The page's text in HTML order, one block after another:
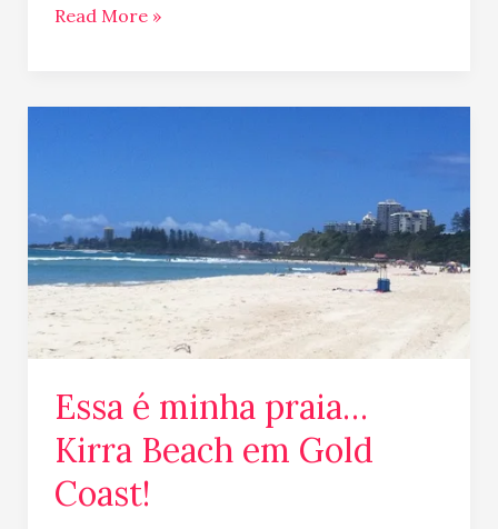
Read More »
Essa é minha praia…
Kirra Beach em Gold
Coast!
praia…
Kirra
Beach
em
Gold
Coast!